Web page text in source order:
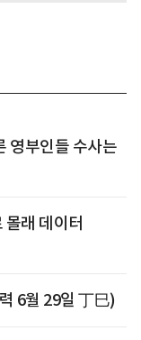
영부인들 수사는
래 데이터
6월 29일 丁巳)